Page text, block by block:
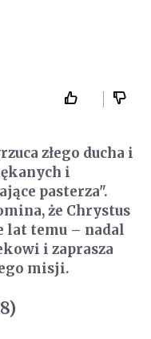
złego ducha i
i
pasterza".
że Chrystus
lat temu – nadal
i zaprasza
misji.